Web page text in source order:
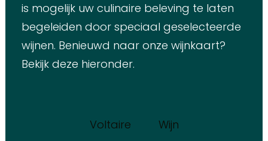
is mogelijk uw culinaire beleving te laten
begeleiden door speciaal geselecteerde
wijnen. Benieuwd naar onze wijnkaart?
Bekijk deze hieronder.
Voltaire Wijn